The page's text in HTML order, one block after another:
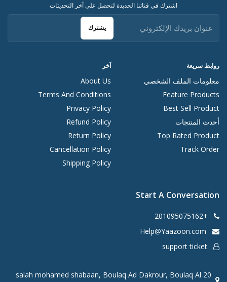
روابط سريعة
معلومات الملف الشخصي
Feature Products
Best Sell Product
أحدث المنتجات
Top Rated Product
Track Order
آخر
About Us
Terms And Conditions
Privacy Policy
Refund Policy
Return Policy
Cancellation Policy
Shipping Policy
اشترك في قناتنا الجديدة لتحصل على آخر التحديثات
يشترك
Start A Conversation
+201095075162
20 salah mohamed shabaan, Boulaq Ad Dakrour, Boulaq Al